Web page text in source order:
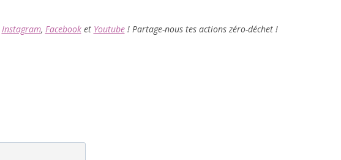
Instagram, Facebooket Youtube! Partage-nous tes actions zéro-déchet !